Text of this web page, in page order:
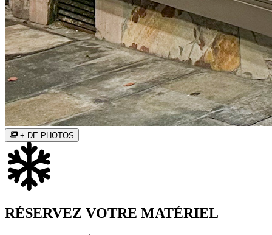
+ DE PHOTOS
RÉSERVEZ VOTRE MATÉRIEL